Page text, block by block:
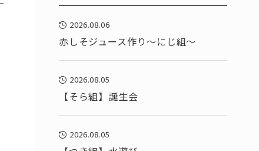
2026.08.06
赤しそジュース作り～にじ組～
2026.08.05
【そら組】誕生会
2026.08.05